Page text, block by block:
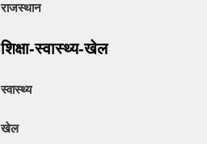
राजस्थान
शिक्षा-स्वास्थ्य-खेल
स्वास्थ्य
खेल